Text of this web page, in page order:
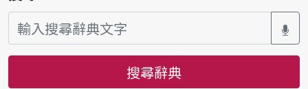
搜尋辭典